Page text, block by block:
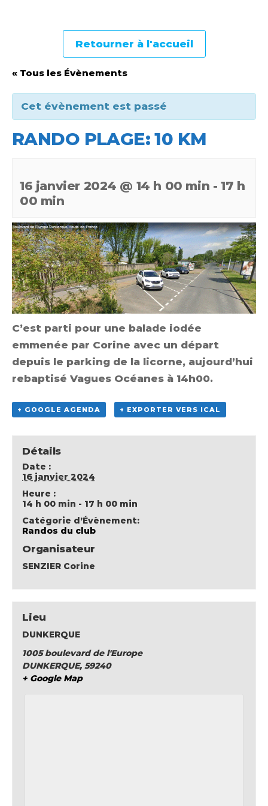
Retourner à l'accueil
« Tous les Évènements
Cet évènement est passé
RANDO PLAGE: 10 KM
16 janvier 2024 @ 14 h 00 min - 17 h
00 min
C’est parti pour une balade iodée
emmenée par Corine avec un départ
depuis le parking de la licorne, aujourd’hui
rebaptisé Vagues Océanes à 14h00.
+ GOOGLE AGENDA + EXPORTER VERS ICAL
Détails
Date :
16 janvier 2024
Heure :
14 h 00 min - 17 h 00 min
Catégorie d’Évènement:
Randos du club
Organisateur
SENZIER Corine
Lieu
DUNKERQUE
1005 boulevard de l'Europe
DUNKERQUE, 59240
+ Google Map